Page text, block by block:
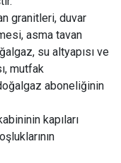
granitleri, duvar
asma tavan
su altyapısı ve
mutfak
aboneliğinin
kapıları